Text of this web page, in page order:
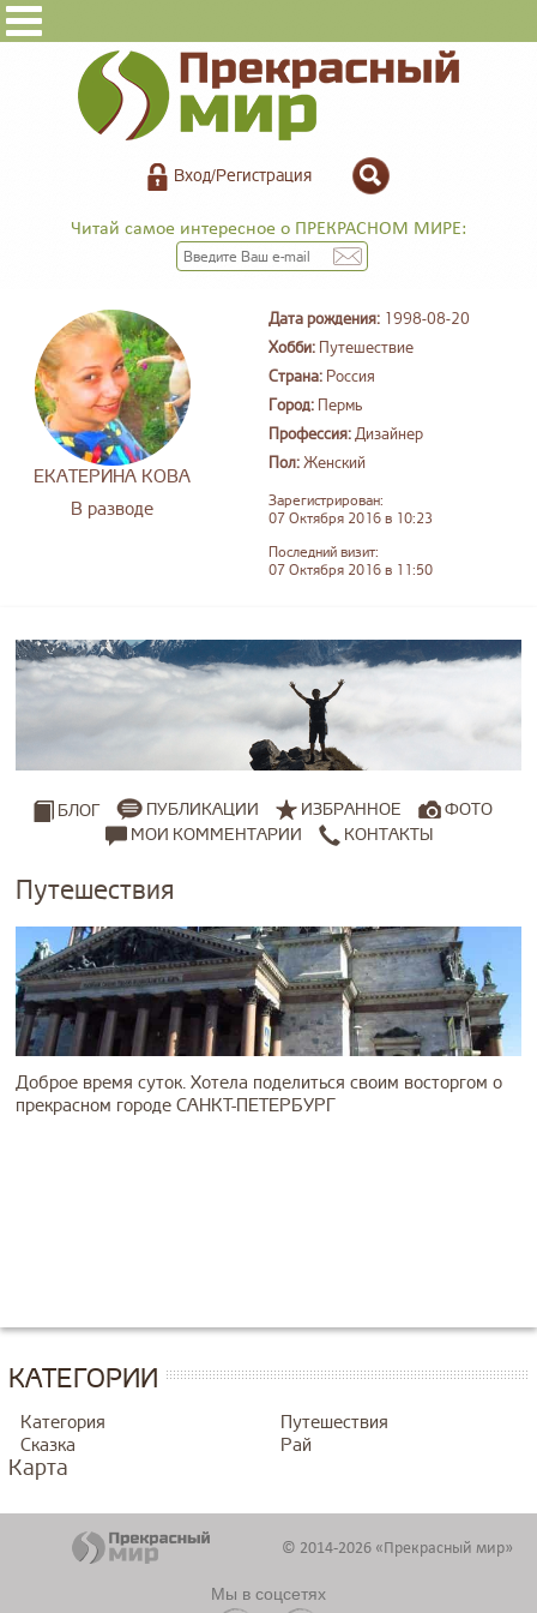
Вход/Регистрация
Читай самое интересное о ПРЕКРАСНОМ МИРЕ:
ЕКАТЕРИНА КОВА
В разводе
Дата рождения: 1998-08-20
Хобби: Путешествие
Страна: Россия
Город: Пермь
Профессия:Дизайнер
Пол:Женский
Зарегистрирован:
07 Октября 2016 в 10:23
Последний визит:
07 Октября 2016 в 11:50
БЛОГ ПУБЛИКАЦИИ ИЗБРАННОЕ
ФОТО
МОИ КОММЕНТАРИИ
КОНТАКТЫ
Путешествия
Доброе время суток. Хотела поделиться своим восторгом о
прекрасном городе САНКТ-ПЕТЕРБУРГ
КАТЕГОРИИ
Категория
Путешествия
Сказка
Рай
Карта
© 2014-2026 «Прекрасный мир»
Мы в соцсетях